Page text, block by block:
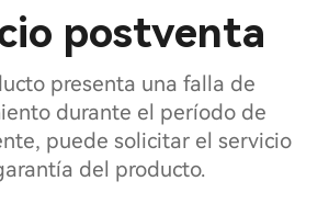
postventa
presenta una falla de
durante el período de
puede solicitar el servicio
del producto.